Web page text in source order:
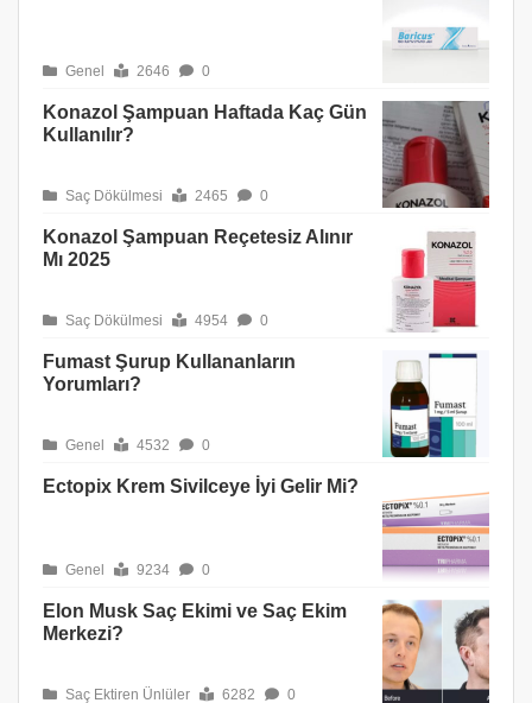
Genel 2646 0
Konazol Şampuan Haftada Kaç Gün
Kullanılır?
Saç Dökülmesi 2465 0
Konazol Şampuan Reçetesiz Alınır
Mı 2025
Saç Dökülmesi 4954 0
Fumast Şurup Kullananların
Yorumları?
Genel 4532 0
Ectopix Krem Sivilceye İyi Gelir Mi?
Genel 9234 0
Elon Musk Saç Ekimi ve Saç Ekim
Merkezi?
Saç Ektiren Ünlüler 6282 0